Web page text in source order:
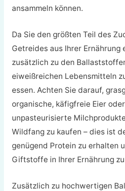
ansammeln können.
Da Sie den größten Teil des
Getreides aus Ihrer Ernährung
zusätzlich zu den
eiweißreichen Lebensmitteln
essen. Achten Sie darauf,
organische, käfigfreie Eier
unpasteurisierte
Wildfang zu kaufen – dies ist
genügend Protein zu erhalten
Giftstoffe in Ihrer Ernährung
Zusätzlich zu hochwertigen